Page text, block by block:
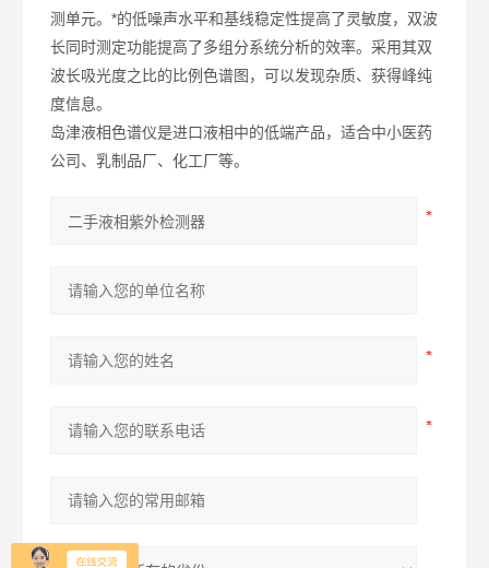
测单元。*的低噪声水平和基线稳定性提高了灵敏度，双波
长同时测定功能提高了多组分系统分析的效率。采用其双
波长吸光度之比的比例色谱图，可以发现杂质、获得峰纯
度信息。
岛津液相色谱仪是进口液相中的低端产品，适合中小医药
公司、乳制品厂、化工厂等。